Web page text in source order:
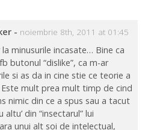
- noiembrie 8th, 2011 at 01:45
minusurile incasate… Bine ca
butonul “dislike”, ca m-ar
si as da in cine stie ce teorie a
mult prea mult timp de cind
nimic din ce a spus sau a tacut
altu’ din “insectarul” lui
unui alt soi de intelectual,